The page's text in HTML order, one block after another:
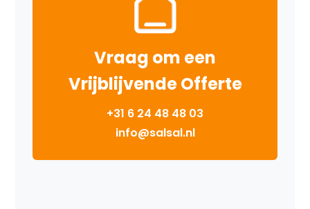
Vraag om een
Vrijblijvende Offerte
+31 6 24 48 48 03
info@salsal.nl